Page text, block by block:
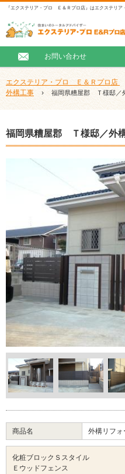
『エクステリア・プロ Ｅ＆Ｒプロ店』はエクステリア
お問い合わせ
エクステリア・プロ Ｅ＆Ｒプロ店
外構工事 › 福岡県糟屋郡 Ｔ様邸／
福岡県糟屋郡 Ｔ様邸／外
商品名 外構リフォ
化粧ブロックＳスタイル
Ｅウッドフェンス